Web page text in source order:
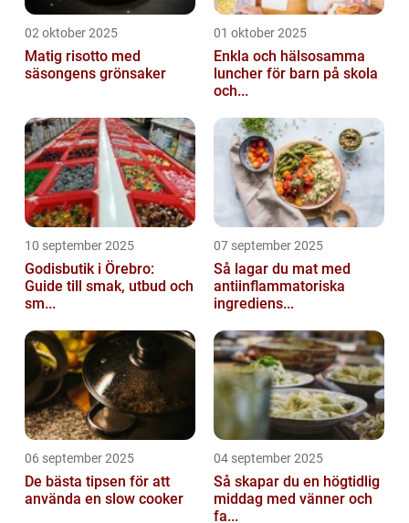
02 oktober 2025
Matig risotto med
säsongens grönsaker
01 oktober 2025
Enkla och hälsosamma
luncher för barn på skola
och...
10 september 2025
Godisbutik i Örebro:
Guide till smak, utbud och
sm...
07 september 2025
Så lagar du mat med
antiinflammatoriska
ingrediens...
06 september 2025
De bästa tipsen för att
använda en slow cooker
04 september 2025
Så skapar du en högtidlig
middag med vänner och
fa...